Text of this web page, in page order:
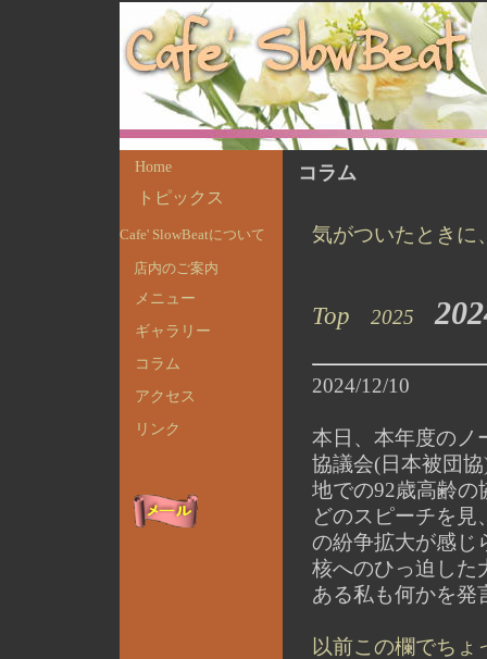
Home
トピックス
Cafe' SlowBeatについて
店内のご案内
メニュー
ギャラリー
コラム
アクセス
リンク
コラム
気がついたときに
Top 2025
2024/12/10
本日、本年度のノ
協議会(日本被団
地での92歳高齢の
どのスピーチを
の紛争拡大が感じ
核へのひっ迫した
ある私も何かを
以前この欄でちょ